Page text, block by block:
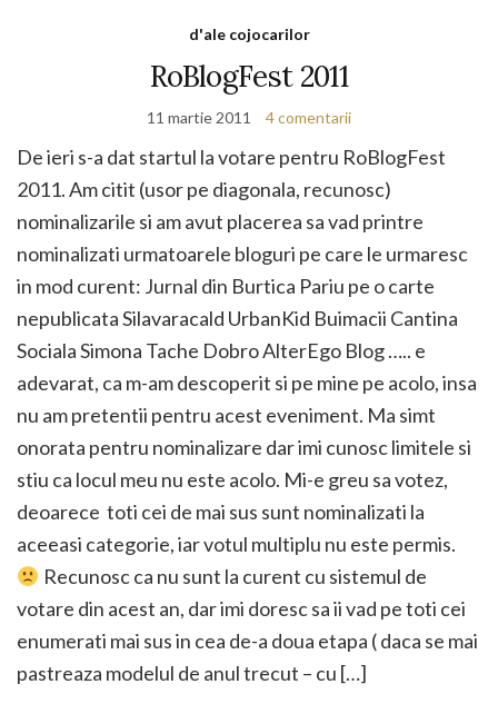
d'ale cojocarilor
RoBlogFest 2011
11 martie 2011 4 comentarii
De ieri s-a dat startul la votare pentru RoBlogFest
2011. Am citit (usor pe diagonala, recunosc)
nominalizarile si am avut placerea sa vad printre
nominalizati urmatoarele bloguri pe care le urmaresc
in mod curent: Jurnal din Burtica Pariu pe o carte
nepublicata Silavaracald UrbanKid Buimacii Cantina
Sociala Simona Tache Dobro AlterEgo Blog ….. e
adevarat, ca m-am descoperit si pe mine pe acolo, insa
nu am pretentii pentru acest eveniment. Ma simt
onorata pentru nominalizare dar imi cunosc limitele si
stiu ca locul meu nu este acolo. Mi-e greu sa votez,
deoarece toti cei de mai sus sunt nominalizati la
aceeasi categorie, iar votul multiplu nu este permis.
Recunosc ca nu sunt la curent cu sistemul de
votare din acest an, dar imi doresc sa ii vad pe toti cei
enumerati mai sus in cea de-a doua etapa ( daca se mai
pastreaza modelul de anul trecut – cu […]